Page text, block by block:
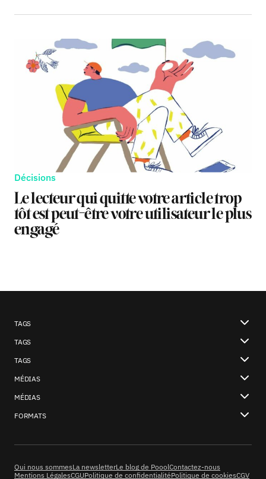
Décisions
Le lecteur qui quitte votre article trop
tôt est peut-être votre utilisateur le plus
engagé
TAGS
TAGS
TAGS
MÉDIAS
MÉDIAS
FORMATS
Qui nous sommesLa newsletterLe blog de PooolContactez-nous
Mentions LégalesCGUPolitique de confidentialitéPolitique de cookiesCGV